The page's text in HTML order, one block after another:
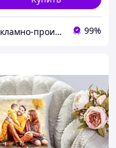
Рекламно-производственная компания "Илюзион" 99%